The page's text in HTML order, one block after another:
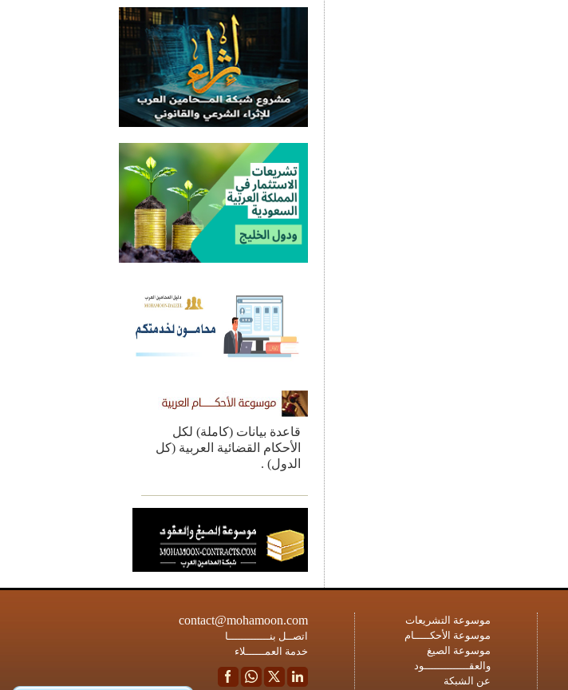
قاعدة بيانات (كاملة) لكل
الأحكام القضائية العربية (كل
الدول) .
موسوعة التشريعات
موسوعة الأحكـــــام
موسوعة الصيغ
والعقــــــــــــــود
عن الشبكة
contact@mohamoon.com
اتصــل بنـــــــــــــا
خدمة العمــــــلاء